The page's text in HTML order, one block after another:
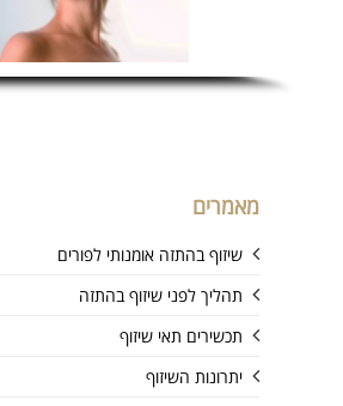
מאמרים
שיזוף בהתזה אומנותי לפורים
תהליך לפני שיזוף בהתזה
תכשירים תאי שיזוף
יתרונות השיזוף